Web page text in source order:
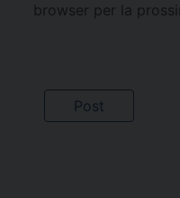
browser per la